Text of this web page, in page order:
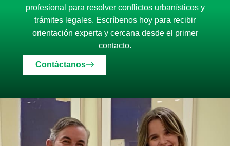
profesional para resolver conflictos urbanísticos y
trámites legales. Escríbenos hoy para recibir
orientación experta y cercana desde el primer
contacto.
Contáctanos